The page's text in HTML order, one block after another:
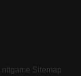
nttgame Sitemap